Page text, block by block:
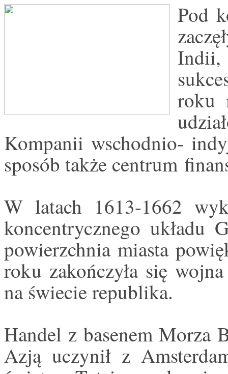
Pod
Indii,
roku
Kompanii wschodnio-
sposób także centrum
W latach 1613-1662
koncentrycznego układu
powierzchnia miasta
roku zakończyła się
na świecie republika.
Handel z basenem Morza
Azją uczynił z